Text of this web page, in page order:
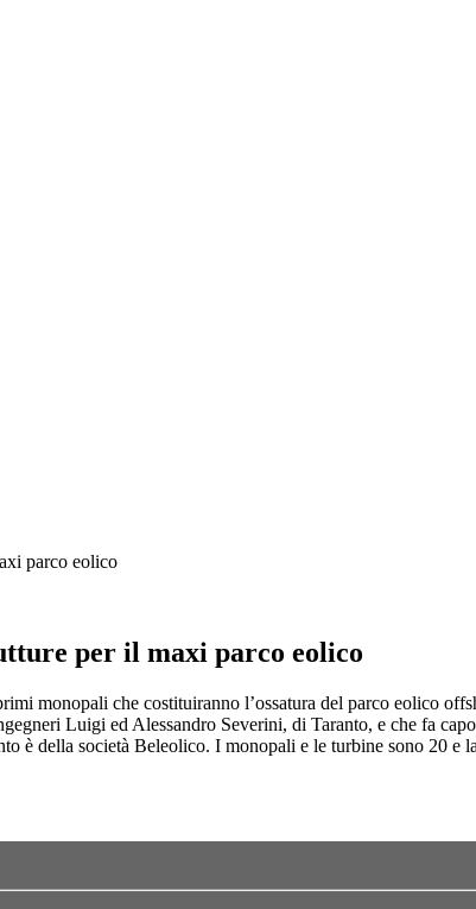
parco eolico
per il maxi parco eolico
monopali che costituiranno l’ossatura del parco eolico
Luigi ed Alessandro Severini, di Taranto, e che fa
è della società Beleolico. I monopali e le turbine sono 20